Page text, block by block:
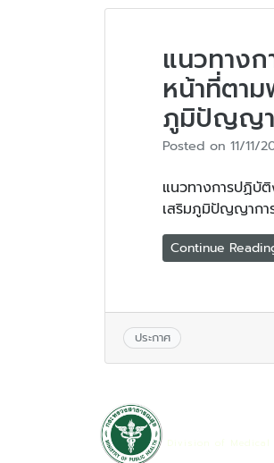
แนวทาง
หน้าที่ตา
ภูมิปัญญา
Posted on 11/11/
แนวทางการปฏิบั
เสริมภูมิปัญญากา
Continue
ประกาศ
Division of Medical